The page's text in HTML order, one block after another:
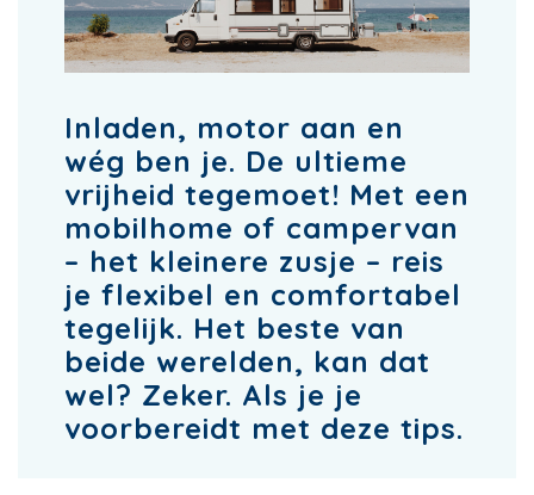
Inladen, motor aan en
wég ben je. De ultieme
vrijheid tegemoet! Met een
mobilhome of campervan
– het kleinere zusje – reis
je flexibel en comfortabel
tegelijk. Het beste van
beide werelden, kan dat
wel? Zeker. Als je je
voorbereidt met deze tips.